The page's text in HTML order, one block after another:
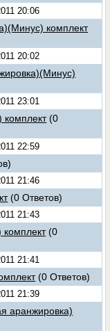
20:06
комплект
20:02
23:01
комплект (0
22:59
21:46
(0 Ответов)
21:43
(0
21:41
(0 Ответов)
21:39
аранжировка)